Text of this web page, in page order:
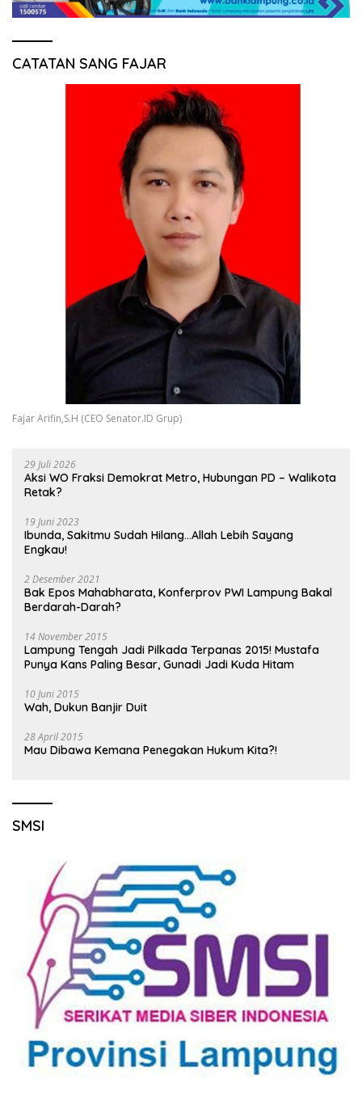
CATATAN SANG FAJAR
Fajar Arifin,S.H (CEO Senator.ID Grup)
29 Juli 2026
Aksi WO Fraksi Demokrat Metro, Hubungan PD – Walikota
Retak?
19 Juni 2023
Ibunda, Sakitmu Sudah Hilang…Allah Lebih Sayang
Engkau!
2 Desember 2021
Bak Epos Mahabharata, Konferprov PWI Lampung Bakal
Berdarah-Darah?
14 November 2015
Lampung Tengah Jadi Pilkada Terpanas 2015! Mustafa
Punya Kans Paling Besar, Gunadi Jadi Kuda Hitam
10 Juni 2015
Wah, Dukun Banjir Duit
28 April 2015
Mau Dibawa Kemana Penegakan Hukum Kita?!
SMSI